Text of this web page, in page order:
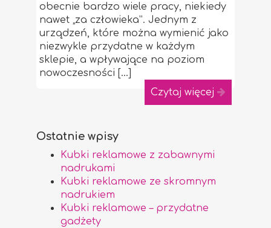
obecnie bardzo wiele pracy, niekiedy
nawet „za człowieka”. Jednym z
urządzeń, które można wymienić jako
niezwykle przydatne w każdym
sklepie, a wpływające na poziom
nowoczesności […]
Czytaj więcej
Ostatnie wpisy
Kubki reklamowe z zabawnymi
nadrukami
Kubki reklamowe ze skromnym
nadrukiem
Kubki reklamowe – przydatne
gadżety